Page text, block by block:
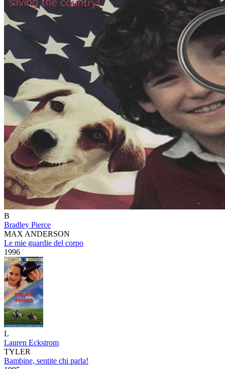
B
Bradley Pierce
MAX ANDERSON
Le mie guardie del corpo
1996
L
Lauren Eckstrom
TYLER
Bambine, sentite chi parla!